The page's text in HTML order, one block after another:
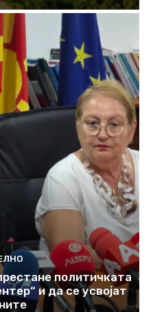
политичката
и да се усвојат